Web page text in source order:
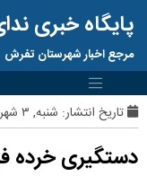
پایگاه خبری
مرجع اخبار شهرستان تفرش
تاریخ انتشار: شنبه, ۳ شهریور ۱۴۰۳ ساعت:12:58
دستگیری خرده